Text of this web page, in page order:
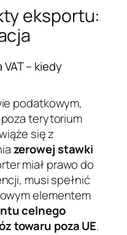
eksportu:
– kiedy
podatkowym,
terytorium
się z
zerowej stawki
miał prawo do
musi spełnić
elementem
celnego
towaru poza UE.